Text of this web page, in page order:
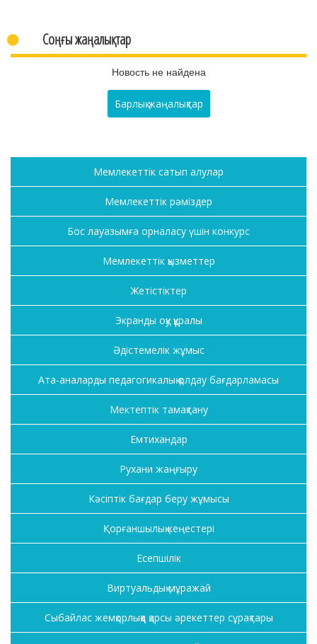
Соңғы жаңалықтар
Новость не найдена
Барлық жаңалықтар
Мемлекеттік сатып алулар
Мемлекеттік рәміздер
Бос лауазымға орналасу үшін конкурс
Мемлекеттік қызметтер
Жетістіктер
Экранды оқу құралы
Әдістемелік жұмыс
Ата-аналарды педагогикалық қолдау бағдарламасы
Мектептік тамақтану
Емтихандар
Рухани жаңғыру
Кәсіптік бағдар беру жұмысы
Қорғаншылық кеңестері
Есепшілік
Виртуальдық мұражай
Сыбайлас жемқорлыққа қарсы әрекеттер сұрақтары